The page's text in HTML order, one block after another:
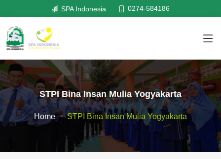
SPA Indonesia 0274-584186
STPI Bina Insan Mulia Yogyakarta
Home STPI Bina Insan Mulia Yogyakarta